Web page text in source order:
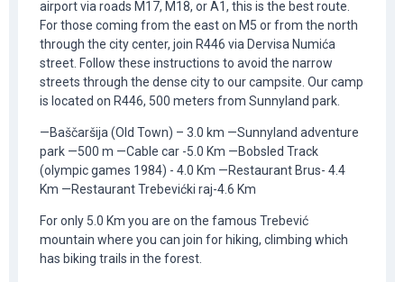
airport via roads M17, M18, or A1, this is the best route.
For those coming from the east on M5 or from the north
through the city center, join R446 via Dervisa Numića
street. Follow these instructions to avoid the narrow
streets through the dense city to our campsite. Our camp
is located on R446, 500 meters from Sunnyland park.
—Baščaršija (Old Town) – 3.0 km —Sunnyland adventure
park —500 m —Cable car -5.0 Km —Bobsled Track
(olympic games 1984) - 4.0 Km —Restaurant Brus- 4.4
Km —Restaurant Trebevićki raj-4.6 Km
For only 5.0 Km you are on the famous Trebević
mountain where you can join for hiking, climbing which
has biking trails in the forest.